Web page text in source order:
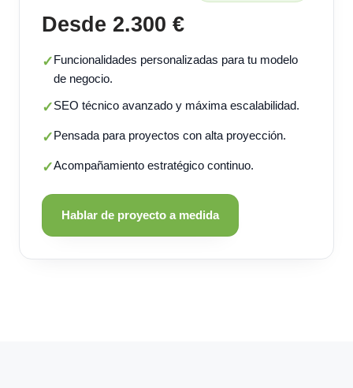
Desde 2.300 €
✓Funcionalidades personalizadas para tu modelo
de negocio.
✓SEO técnico avanzado y máxima escalabilidad.
✓Pensada para proyectos con alta proyección.
✓Acompañamiento estratégico continuo.
Hablar de proyecto a medida